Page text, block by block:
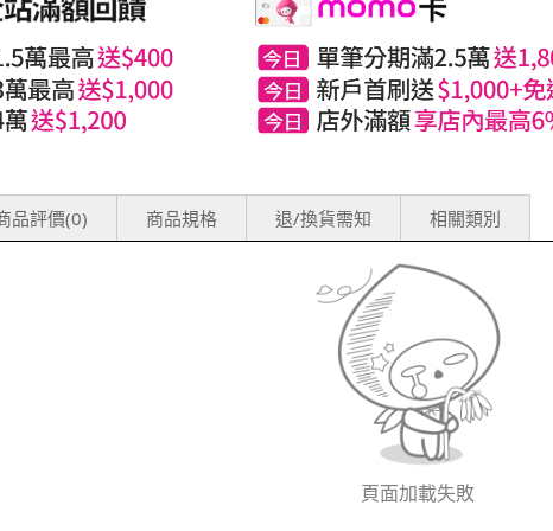
品評價(0) 商品規格 退/換貨需知 相關類別
頁面加載失敗